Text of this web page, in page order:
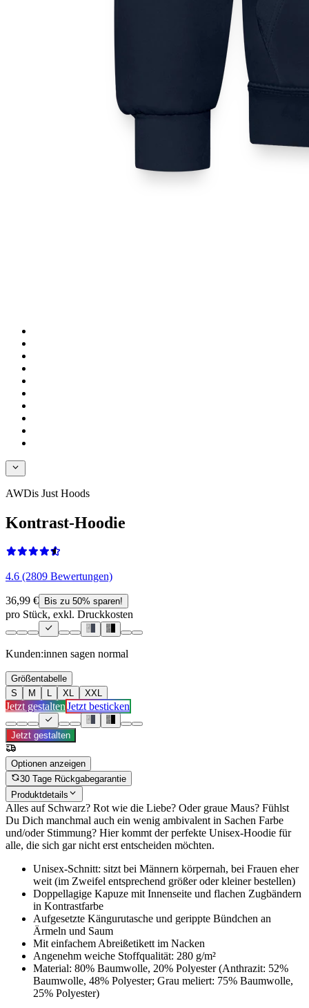
AWDis Just Hoods
Kontrast-Hoodie
4.6 (2809 Bewertungen)
36,99 € Bis zu 50% sparen!
pro Stück, exkl. Druckkosten
Kunden:innen sagen normal
Größentabelle
S
M L XL XXL
Jetzt gestaltenJetzt besticken
Jetzt gestalten
Optionen anzeigen
30 Tage Rückgabegarantie
Produktdetails
Alles auf Schwarz? Rot wie die Liebe? Oder graue Maus? Fühlst
Du Dich manchmal auch ein wenig ambivalent in Sachen Farbe
und/oder Stimmung? Hier kommt der perfekte Unisex-Hoodie für
alle, die sich gar nicht erst entscheiden möchten.
Unisex-Schnitt: sitzt bei Männern körpernah, bei Frauen eher
weit (im Zweifel entsprechend größer oder kleiner bestellen)
Doppellagige Kapuze mit Innenseite und flachen Zugbändern
in Kontrastfarbe
Aufgesetzte Kängurutasche und gerippte Bündchen an
Ärmeln und Saum
Mit einfachem Abreißetikett im Nacken
Angenehm weiche Stoffqualität: 280 g/m²
Material: 80% Baumwolle, 20% Polyester (Anthrazit: 52%
Baumwolle, 48% Polyester; Grau meliert: 75% Baumwolle,
25% Polyester)